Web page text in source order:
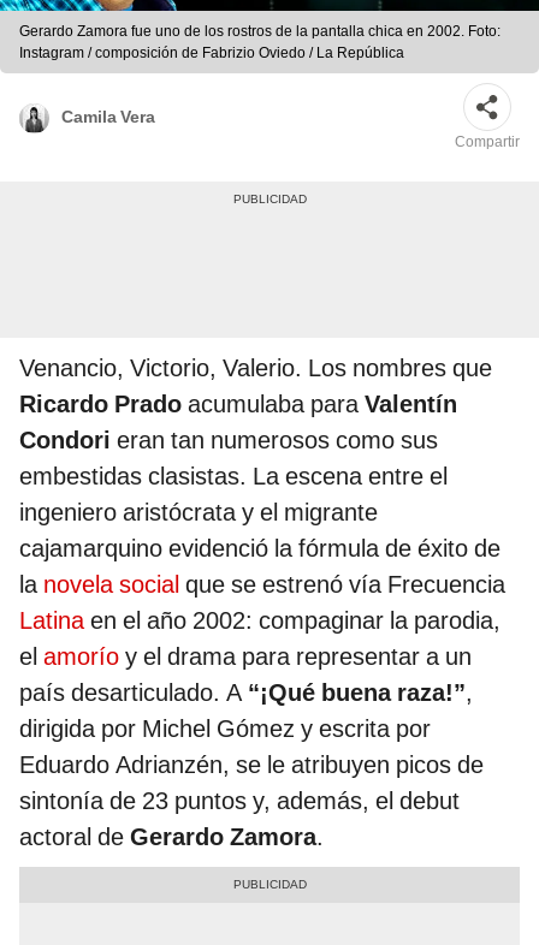
Gerardo Zamora fue uno de los rostros de la pantalla chica en 2002. Foto:
Instagram / composición de Fabrizio Oviedo / La República
Camila Vera
Compartir
Venancio, Victorio, Valerio. Los nombres que
Ricardo Prado acumulaba paraValentín
Condori eran tan numerosos como sus
embestidas clasistas. La escena entre el
ingeniero aristócrata y el migrante
cajamarquino evidenció la fórmula de éxito de
la novela social que se estrenó vía Frecuencia
Latinaen el año 2002: compaginar la parodia,
el amorío y el drama para representar a un
país desarticulado. A “¡Qué buena raza!”,
dirigida por Michel Gómez y escrita por
Eduardo Adrianzén, se le atribuyen picos de
sintonía de 23 puntos y, además, el debut
actoral de Gerardo Zamora.